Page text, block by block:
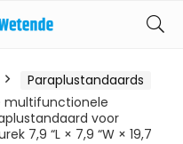
Paraplustandaards
multifunctionele
voor
7,9 “L × 7,9 “W × 19,7